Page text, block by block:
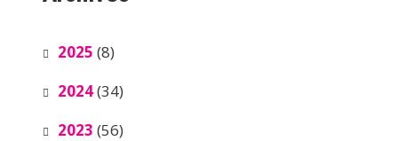
2025 (8)
2024(34)
2023 (56)